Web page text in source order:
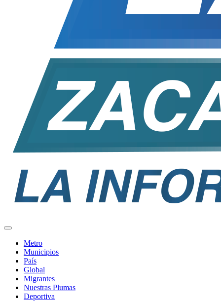
Metro
Municipios
País
Global
Migrantes
Nuestras Plumas
Deportiva